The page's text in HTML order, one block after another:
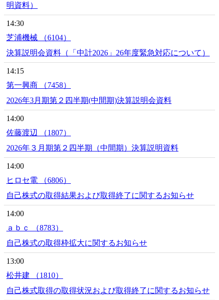
明資料）
14:30
芝浦機械 （6104）
決算説明会資料（「中計2026」26年度緊急対応について）
14:15
第一興商 （7458）
2026年3月期第２四半期(中間期)決算説明会資料
14:00
佐藤渡辺 （1807）
2026年３月期第２四半期（中間期）決算説明資料
14:00
ヒロセ電 （6806）
自己株式の取得結果および取得終了に関するお知らせ
14:00
ａｂｃ （8783）
自己株式の取得枠拡大に関するお知らせ
13:00
松井建 （1810）
自己株式取得の取得状況および取得終了に関するお知らせ